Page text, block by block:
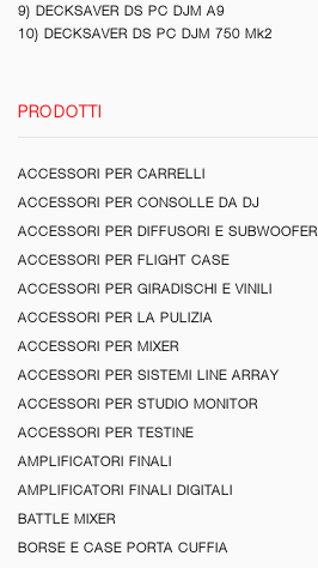
9) DECKSAVER DS PC DJM A9
10) DECKSAVER DS PC DJM 750 Mk2
PRODOTTI
ACCESSORI PER CARRELLI
ACCESSORI PER CONSOLLE DA DJ
ACCESSORI PER DIFFUSORI E SUBWOOFER
ACCESSORI PER FLIGHT CASE
ACCESSORI PER GIRADISCHI E VINILI
ACCESSORI PER LA PULIZIA
ACCESSORI PER MIXER
ACCESSORI PER SISTEMI LINE ARRAY
ACCESSORI PER STUDIO MONITOR
ACCESSORI PER TESTINE
AMPLIFICATORI FINALI
AMPLIFICATORI FINALI DIGITALI
BATTLE MIXER
BORSE E CASE PORTA CUFFIA